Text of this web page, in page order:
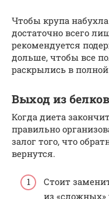
Чтобы крупа
достаточно всего
рекомендуется
дольше, чтобы все
раскрылись в
Выход из
Когда диета
правильно
залог того, что
вернутся.
Стоит
из «сложных»